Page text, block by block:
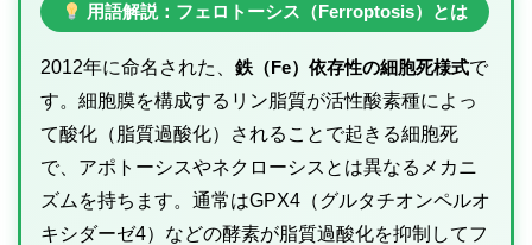
用語解説：フェロトーシス（Ferroptosis）とは
2012年に命名された、 鉄（Fe）依存性の細胞死様式で
す。細胞膜を構成するリン脂質が活性酸素種によっ
て酸化（脂質過酸化）されることで起きる細胞死
で、アポトーシスやネクローシスとは異なるメカニ
ズムを持ちます。通常はGPX4（グルタチオンペルオ
キシダーゼ4）などの酵素が脂質過酸化を抑制してフ